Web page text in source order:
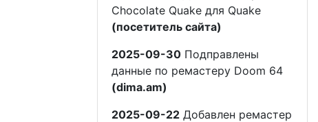
Chocolate Quake для Quake
(посетитель сайта)
2025-09-30 Подправлены
данные по ремастеру Doom 64
(dima.am)
2025-09-22 Добавлен ремастер